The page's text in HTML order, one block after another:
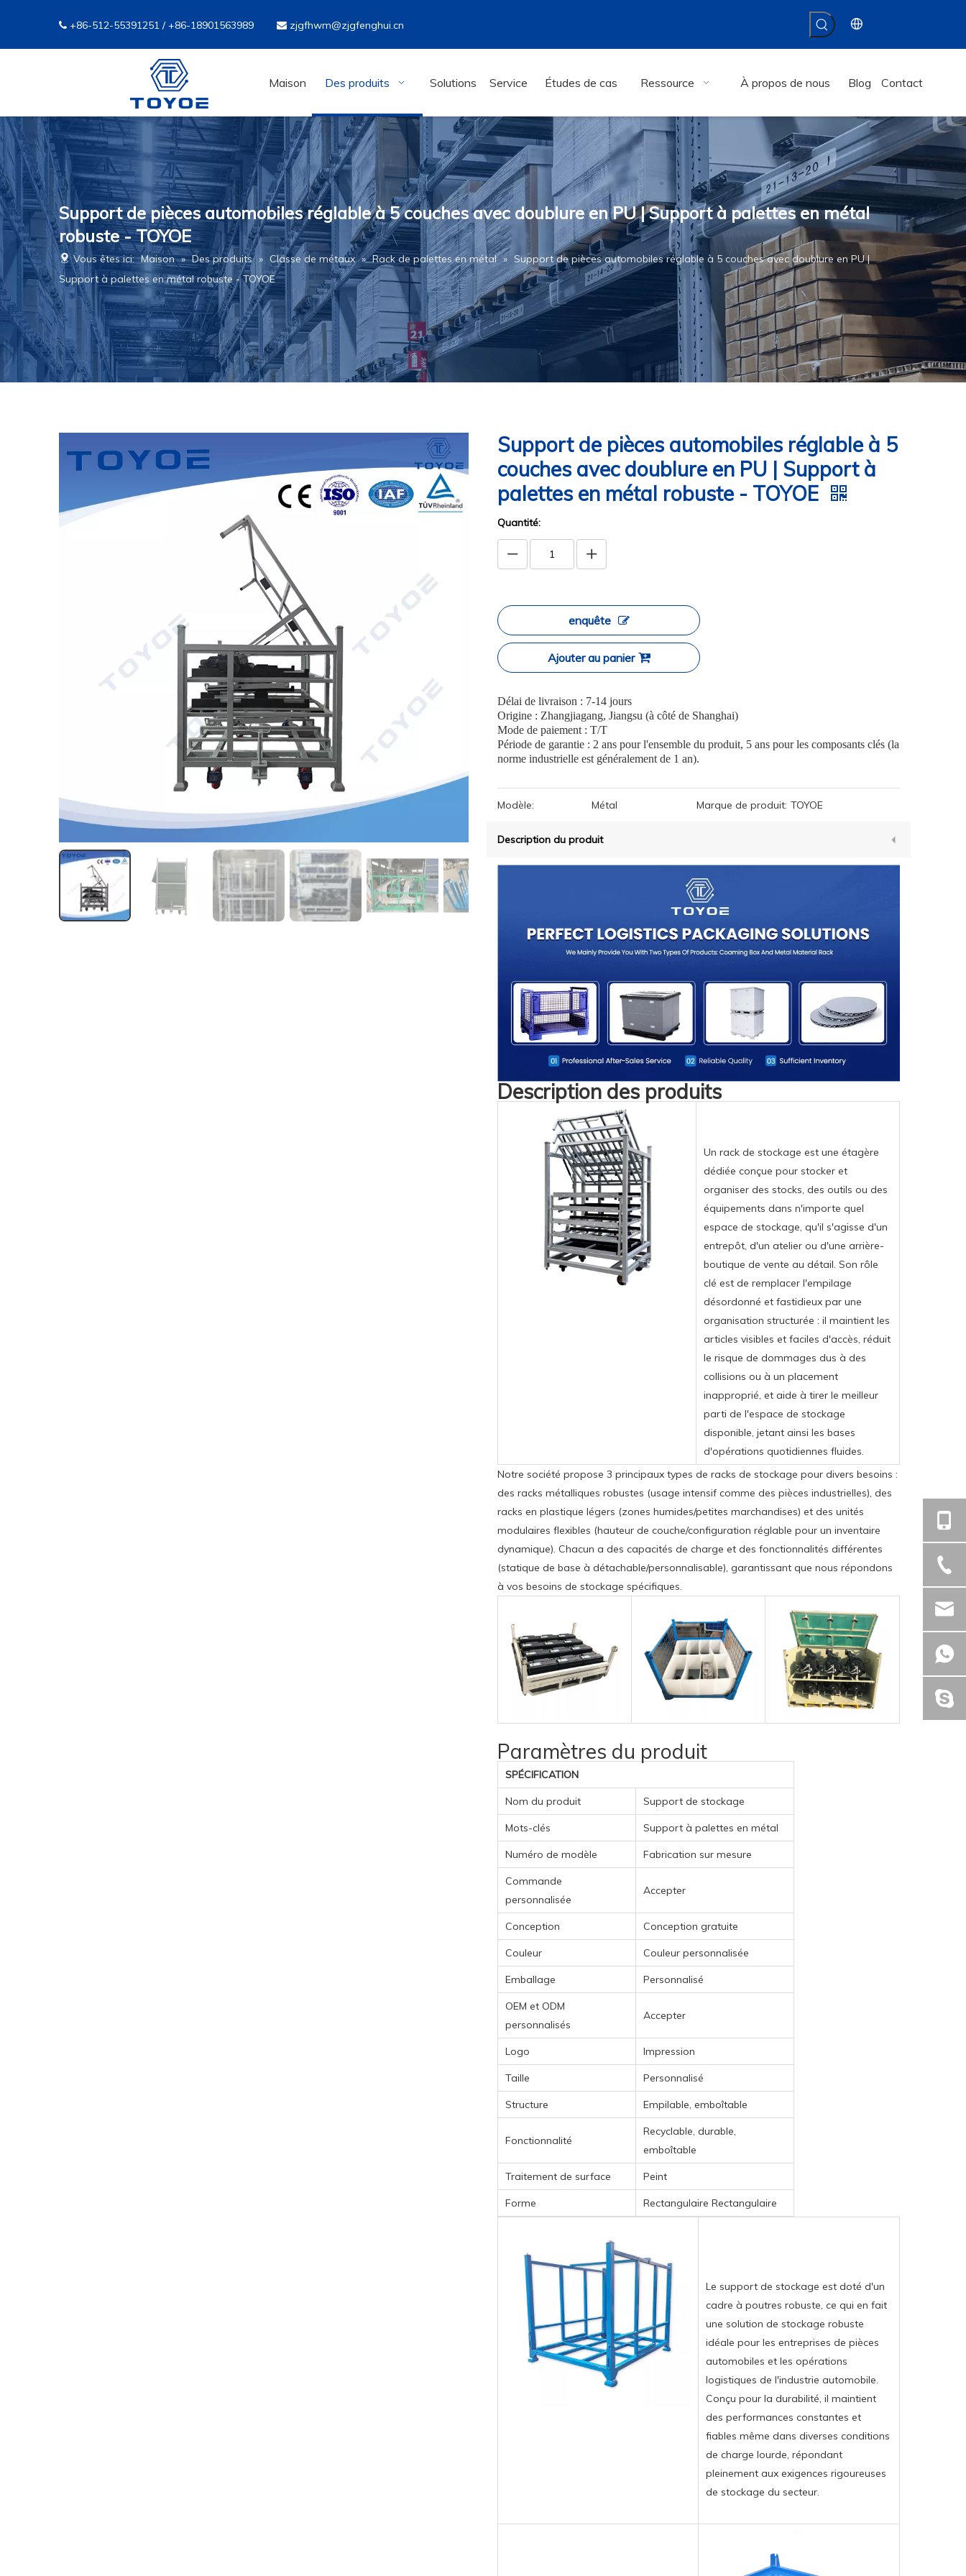
 +86-512-55391251 / +86-18901563989  zjgfhwm@zjgfenghui.cn
Maison Des produits Solutions Service Études de cas Ressource À propos de nous Blog Contact
Support de pièces automobiles réglable à 5 couches avec doublure en PU | Support à palettes en métal
robuste - TOYOE
Vous êtes ici: Maison » Des produits » Classe de métaux » Rack de palettes en métal » Support de pièces automobiles réglable à 5 couches avec doublure en PU |
Support à palettes en métal robuste - TOYOE
Support de pièces automobiles réglable à 5
couches avec doublure en PU | Support à
palettes en métal robuste - TOYOE
Quantité:
enquête
Ajouter au panier
Délai de livraison : 7-14 jours
Origine : Zhangjiagang, Jiangsu (à côté de Shanghai)
Mode de paiement : T/T
Période de garantie : 2 ans pour l'ensemble du produit, 5 ans pour les composants clés (la
norme industrielle est généralement de 1 an).
Modèle: Métal Marque de produit: TOYOE
Description du produit
Description des produits
Un rack de stockage est une étagère
dédiée conçue pour stocker et
organiser des stocks, des outils ou des
équipements dans n'importe quel
espace de stockage, qu'il s'agisse d'un
entrepôt, d'un atelier ou d'une arrière-
boutique de vente au détail. Son rôle
clé est de remplacer l'empilage
désordonné et fastidieux par une
organisation structurée : il maintient les
articles visibles et faciles d'accès, réduit
le risque de dommages dus à des
collisions ou à un placement
inapproprié, et aide à tirer le meilleur
parti de l'espace de stockage
disponible, jetant ainsi les bases
d'opérations quotidiennes fluides.
Notre société propose 3 principaux types de racks de stockage pour divers besoins :
des racks métalliques robustes (usage intensif comme des pièces industrielles), des
racks en plastique légers (zones humides/petites marchandises) et des unités
modulaires flexibles (hauteur de couche/configuration réglable pour un inventaire
dynamique). Chacun a des capacités de charge et des fonctionnalités différentes
(statique de base à détachable/personnalisable), garantissant que nous répondons
à vos besoins de stockage spécifiques.
Paramètres du produit
SPÉCIFICATION
Nom du produit Support de stockage
Mots-clés Support à palettes en métal
Numéro de modèle Fabrication sur mesure
Commande
personnalisée
Accepter
Conception Conception gratuite
Couleur Couleur personnalisée
Emballage Personnalisé
OEM et ODM
personnalisés
Accepter
Logo Impression
Taille Personnalisé
Structure Empilable, emboîtable
Fonctionnalité
Recyclable, durable,
emboîtable
Traitement de surface Peint
Forme Rectangulaire Rectangulaire
Le support de stockage est doté d'un
cadre à poutres robuste, ce qui en fait
une solution de stockage robuste
idéale pour les entreprises de pièces
automobiles et les opérations
logistiques de l'industrie automobile.
Conçu pour la durabilité, il maintient
des performances constantes et
fiables même dans diverses conditions
de charge lourde, répondant
pleinement aux exigences rigoureuses
de stockage du secteur.